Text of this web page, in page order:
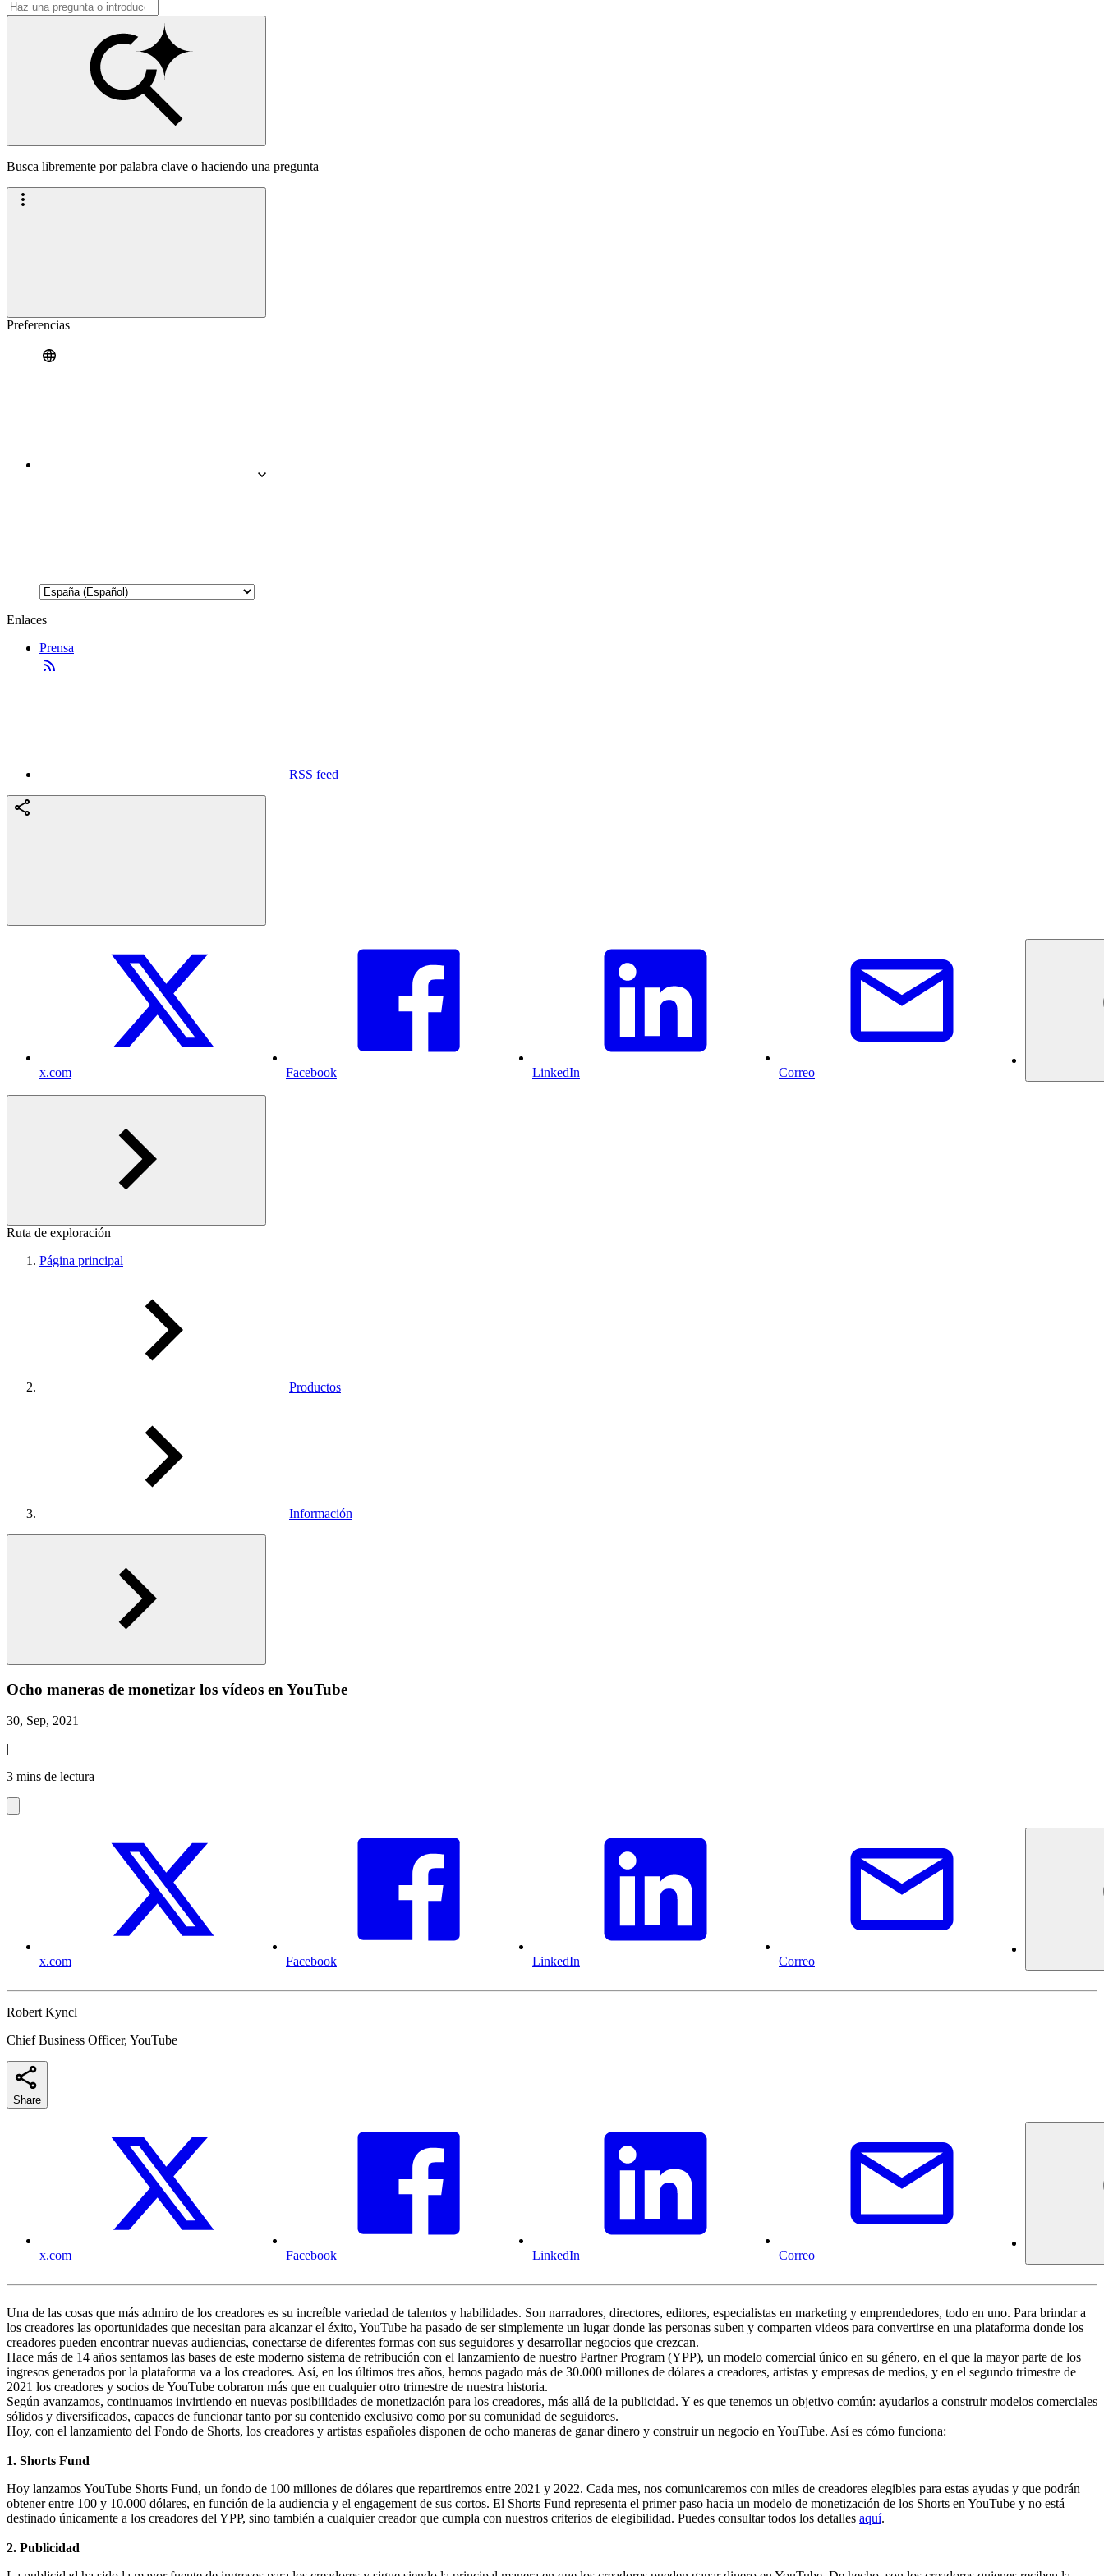
Busca libremente por palabra clave o haciendo una pregunta
Preferencias
Enlaces
Prensa
RSS feed
x.com Facebook LinkedIn Correo
Ruta de exploración
Página principal
Productos
Información
Ocho maneras de monetizar los vídeos en YouTube
30, Sep, 2021
|
3 mins de lectura
x.com Facebook LinkedIn Correo
Robert Kyncl
Chief Business Officer, YouTube
Share
x.com Facebook LinkedIn Correo
Una de las cosas que más admiro de los creadores es su increíble variedad de talentos y habilidades. Son narradores, directores, editores, especialistas en marketing y emprendedores, todo en uno. Para brindar a
los creadores las oportunidades que necesitan para alcanzar el éxito, YouTube ha pasado de ser simplemente un lugar donde las personas suben y comparten videos para convertirse en una plataforma donde los
creadores pueden encontrar nuevas audiencias, conectarse de diferentes formas con sus seguidores y desarrollar negocios que crezcan.
Hace más de 14 años sentamos las bases de este moderno sistema de retribución con el lanzamiento de nuestro Partner Program (YPP), un modelo comercial único en su género, en el que la mayor parte de los
ingresos generados por la plataforma va a los creadores. Así, en los últimos tres años, hemos pagado más de 30.000 millones de dólares a creadores, artistas y empresas de medios, y en el segundo trimestre de
2021 los creadores y socios de YouTube cobraron más que en cualquier otro trimestre de nuestra historia.
Según avanzamos, continuamos invirtiendo en nuevas posibilidades de monetización para los creadores, más allá de la publicidad. Y es que tenemos un objetivo común: ayudarlos a construir modelos comerciales
sólidos y diversificados, capaces de funcionar tanto por su contenido exclusivo como por su comunidad de seguidores.
Hoy, con el lanzamiento del Fondo de Shorts, los creadores y artistas españoles disponen de ocho maneras de ganar dinero y construir un negocio en YouTube. Así es cómo funciona:
1. Shorts Fund
Hoy lanzamos YouTube Shorts Fund, un fondo de 100 millones de dólares que repartiremos entre 2021 y 2022. Cada mes, nos comunicaremos con miles de creadores elegibles para estas ayudas y que podrán
obtener entre 100 y 10.000 dólares, en función de la audiencia y el engagement de sus cortos. El Shorts Fund representa el primer paso hacia un modelo de monetización de los Shorts en YouTube y no está
destinado únicamente a los creadores del YPP, sino también a cualquier creador que cumpla con nuestros criterios de elegibilidad. Puedes consultar todos los detalles aquí.
2. Publicidad